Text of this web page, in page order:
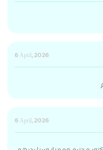
6 April, 2026
6 April, 2026